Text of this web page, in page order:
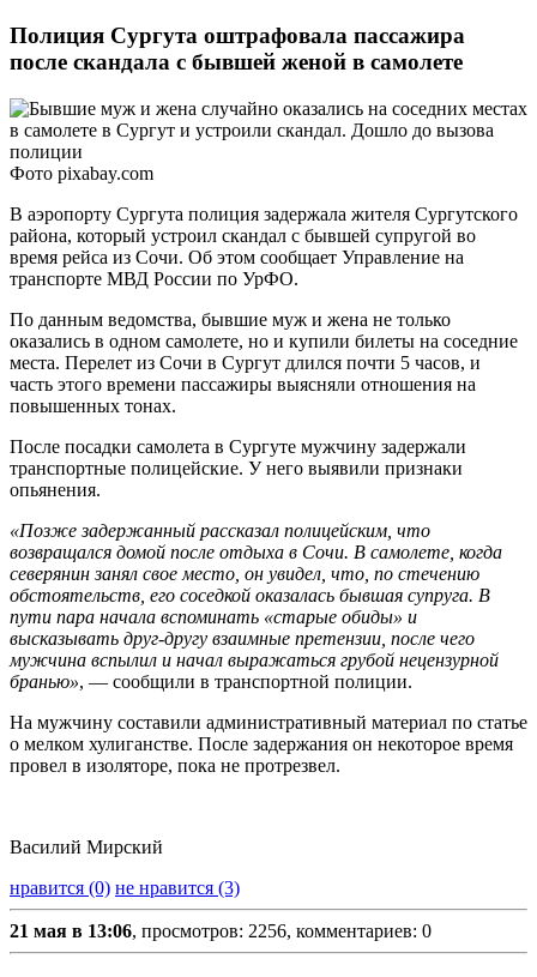
Полиция Сургута оштрафовала пассажира
после скандала с бывшей женой в самолете
Фото pixabay.com
В аэропорту Сургута полиция задержала жителя Сургутского
района, который устроил скандал с бывшей супругой во
время рейса из Сочи. Об этом сообщает Управление на
транспорте МВД России по УрФО.
По данным ведомства, бывшие муж и жена не только
оказались в одном самолете, но и купили билеты на соседние
места. Перелет из Сочи в Сургут длился почти 5 часов, и
часть этого времени пассажиры выясняли отношения на
повышенных тонах.
После посадки самолета в Сургуте мужчину задержали
транспортные полицейские. У него выявили признаки
опьянения.
«Позже задержанный рассказал полицейским, что
возвращался домой после отдыха в Сочи. В самолете, когда
северянин занял свое место, он увидел, что, по стечению
обстоятельств, его соседкой оказалась бывшая супруга. В
пути пара начала вспоминать «старые обиды» и
высказывать друг-другу взаимные претензии, после чего
мужчина вспылил и начал выражаться грубой нецензурной
бранью», — сообщили в транспортной полиции.
На мужчину составили административный материал по статье
о мелком хулиганстве. После задержания он некоторое время
провел в изоляторе, пока не протрезвел.
Василий Мирский
нравится (0) не нравится (3)
21 мая в 13:06, просмотров: 2256, комментариев: 0